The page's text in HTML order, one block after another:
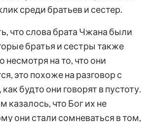
среди братьев и сестер.
что слова брата Чжана были
братья и сестры также
несмотря на то, что они
это похоже на разговор с
будто они говорят в пустоту.
казалось, что Бог их не
они стали сомневаться в том,